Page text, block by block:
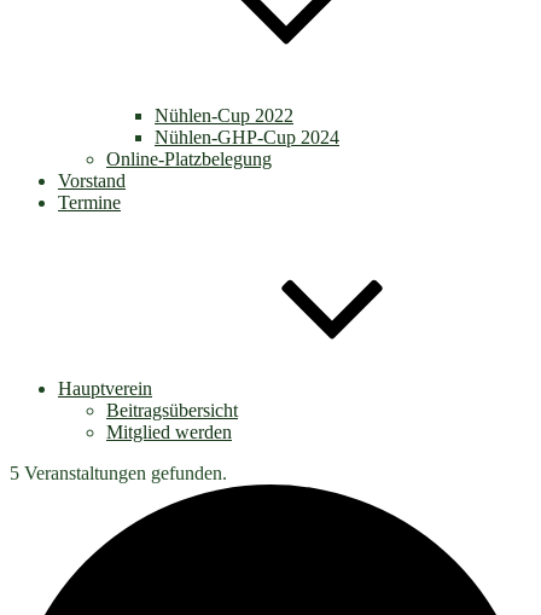
Nühlen-Cup 2022
Nühlen-GHP-Cup 2024
Online-Platzbelegung
Vorstand
Termine
Hauptverein
Beitragsübersicht
Mitglied werden
5 Veranstaltungen gefunden.